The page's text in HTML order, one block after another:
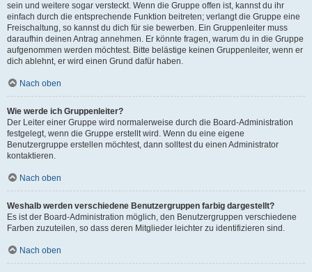
sein und weitere sogar versteckt. Wenn die Gruppe offen ist, kannst du ihr
einfach durch die entsprechende Funktion beitreten; verlangt die Gruppe eine
Freischaltung, so kannst du dich für sie bewerben. Ein Gruppenleiter muss
daraufhin deinen Antrag annehmen. Er könnte fragen, warum du in die Gruppe
aufgenommen werden möchtest. Bitte belästige keinen Gruppenleiter, wenn er
dich ablehnt, er wird einen Grund dafür haben.
Nach oben
Wie werde ich Gruppenleiter?
Der Leiter einer Gruppe wird normalerweise durch die Board-Administration
festgelegt, wenn die Gruppe erstellt wird. Wenn du eine eigene
Benutzergruppe erstellen möchtest, dann solltest du einen Administrator
kontaktieren.
Nach oben
Weshalb werden verschiedene Benutzergruppen farbig dargestellt?
Es ist der Board-Administration möglich, den Benutzergruppen verschiedene
Farben zuzuteilen, so dass deren Mitglieder leichter zu identifizieren sind.
Nach oben